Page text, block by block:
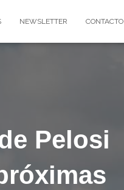
NEWSLETTER CONTACTO
Pelosi